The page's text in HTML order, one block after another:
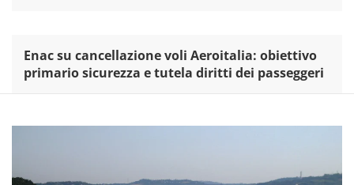
Enac su cancellazione voli Aeroitalia: obiettivo
primario sicurezza e tutela diritti dei passeggeri